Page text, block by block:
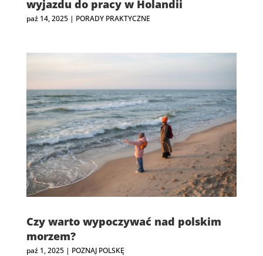
wyjazdu do pracy w Holandii
paź 14, 2025| PORADY PRAKTYCZNE
Czy warto wypoczywać nad polskim
morzem?
paź 1, 2025| POZNAJ POLSKĘ